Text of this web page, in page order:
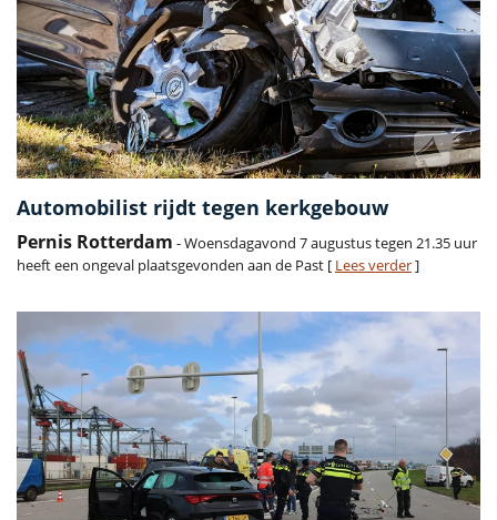
Automobilist rijdt tegen kerkgebouw
Pernis Rotterdam - Woensdagavond 7 augustus tegen 21.35 uur
heeft een ongeval plaatsgevonden aan de Past [ Lees verder]